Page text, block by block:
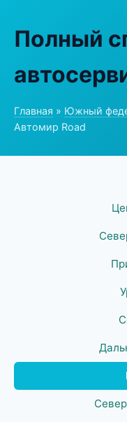
Полный
Главная » Южный
Автомир Road